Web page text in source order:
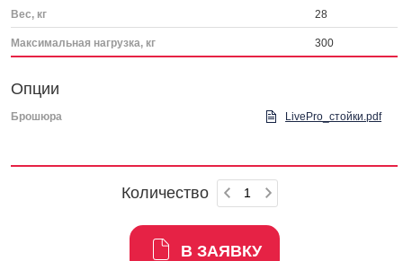
Вес, кг 28
Максимальная нагрузка, кг 300
Опции
Брошюра LivePro_стойки.pdf
Количество
В ЗАЯВКУ